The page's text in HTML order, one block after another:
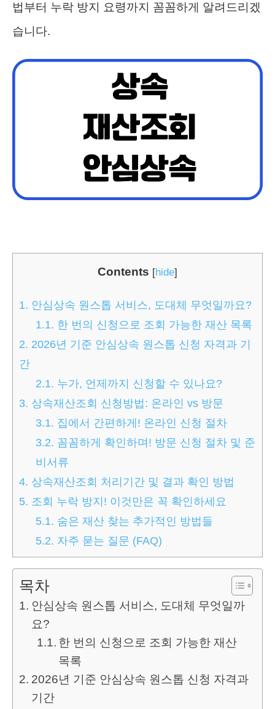
법부터 누락 방지 요령까지 꼼꼼하게 알려드리겠
습니다.
Contents [hide]
1. 안심상속 원스톱 서비스, 도대체 무엇일까요?
1.1. 한 번의 신청으로 조회 가능한 재산 목록
2. 2026년 기준 안심상속 원스톱 신청 자격과 기
간
2.1. 누가, 언제까지 신청할 수 있나요?
3. 상속재산조회 신청방법: 온라인 vs 방문
3.1. 집에서 간편하게! 온라인 신청 절차
3.2. 꼼꼼하게 확인하며! 방문 신청 절차 및 준
비서류
4. 상속재산조회 처리기간 및 결과 확인 방법
5. 조회 누락 방지! 이것만은 꼭 확인하세요
5.1. 숨은 재산 찾는 추가적인 방법들
5.2. 자주 묻는 질문 (FAQ)
목차
안심상속 원스톱 서비스, 도대체 무엇일까
요?
한 번의 신청으로 조회 가능한 재산
목록
2026년 기준 안심상속 원스톱 신청 자격과
기간